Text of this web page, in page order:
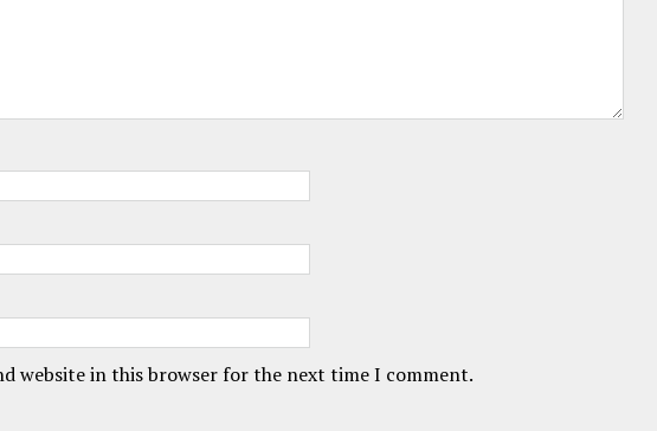
website in this browser for the next time I comment.